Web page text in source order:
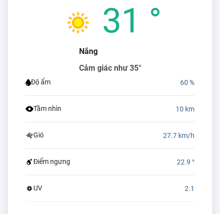
31 °
Nắng
Cảm giác như 35°
Độ ẩm 60 %
Tầm nhìn 10 km
Gió 27.7 km/h
Điểm ngưng 22.9 °
UV 2.1